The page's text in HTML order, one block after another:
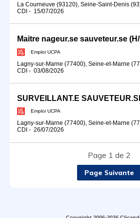
La Courneuve (93120), Seine-Saint-Denis
CDI - 15/07/2026
Maitre nageur.se sauveteur.se
Emploi UCPA
Lagny-sur-Marne (77400), Seine-et-Marne
CDI - 03/08/2026
Emploi UCPA
Lagny-sur-Marne (77400), Seine-et-Marne
CDI - 26/07/2026
Page 1 de 2
Page Suivante